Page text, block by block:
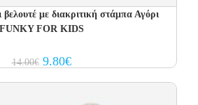
με διακριτική στάμπα Αγόρι
FUNKY FOR KIDS
14.00€ Original
price
9.80€Current
price